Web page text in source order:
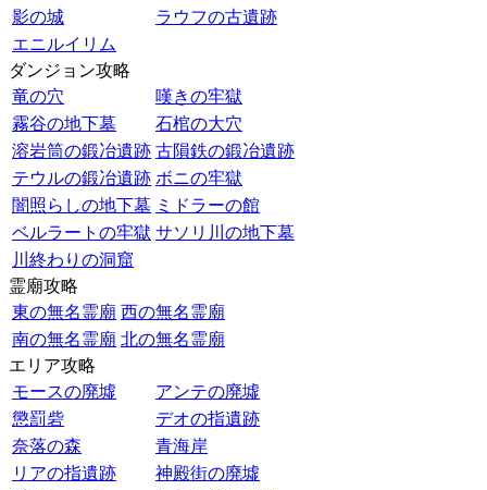
影の城
ラウフの古遺跡
エニルイリム
ダンジョン攻略
竜の穴
嘆きの牢獄
霧谷の地下墓
石棺の大穴
溶岩筒の鍛冶遺跡 古隕鉄の鍛冶遺跡
テウルの鍛冶遺跡 ボニの牢獄
闇照らしの地下墓 ミドラーの館
ベルラートの牢獄 サソリ川の地下墓
川終わりの洞窟
霊廟攻略
東の無名霊廟 西の無名霊廟
南の無名霊廟 北の無名霊廟
エリア攻略
モースの廃墟
アンテの廃墟
懲罰砦
デオの指遺跡
奈落の森
青海岸
リアの指遺跡
神殿街の廃墟